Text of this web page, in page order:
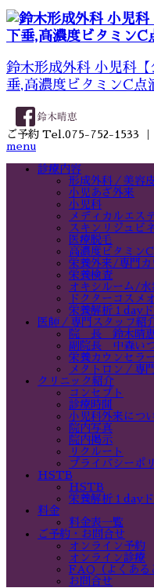
鈴木形成外科 小児科
垂,高濃度ビタミンC点
ご予約 Tel.075-752-1533 ｜
menu
診療内容
形成外科／美容
小児あざ外来
小児科
メディカルエス
スキンリジュビ
医療脱毛
高濃度ビタミン
栄養外来/専門カ
栄養検査
オキシルーム/
ドクターコスメ
栄養解析１day
医師／専門スタッフ紹
院 長 鈴木晴
副院長 中森い
栄養カウンセラ
メタトロン／専
クリニック紹介
コンセプト
診療時間
小児科外来につ
院内写真
院内掲示
リクルート
プライバシーポ
HSTB
HSTB
栄養解析１day
料金
料金表一覧
ご予約・お問合せ
オンライン予約
オンライン診療
FAQ（よくある
お問合せ